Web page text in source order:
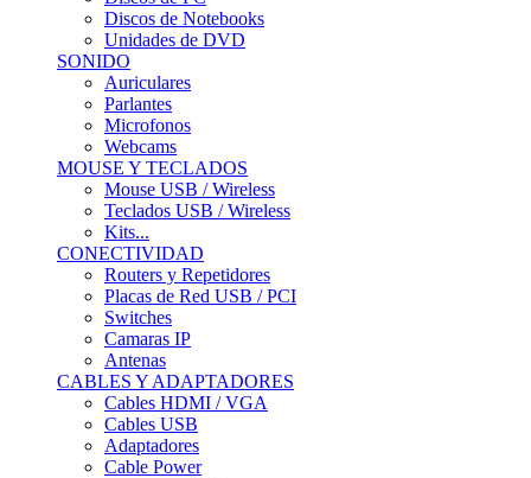
Discos de Notebooks
Unidades de DVD
SONIDO
Auriculares
Parlantes
Microfonos
Webcams
MOUSE Y TECLADOS
Mouse USB / Wireless
Teclados USB / Wireless
Kits...
CONECTIVIDAD
Routers y Repetidores
Placas de Red USB / PCI
Switches
Camaras IP
Antenas
CABLES Y ADAPTADORES
Cables HDMI / VGA
Cables USB
Adaptadores
Cable Power